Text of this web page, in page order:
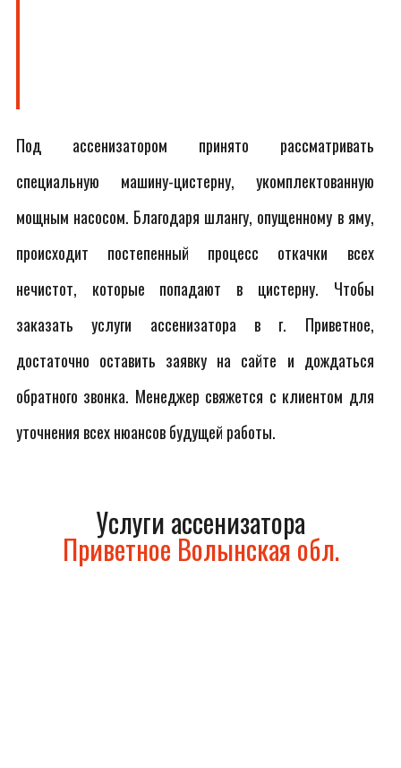
Под ассенизатором принято рассматривать
специальную машину-цистерну, укомплектованную
мощным насосом. Благодаря шлангу, опущенному в яму,
происходит постепенный процесс откачки всех
нечистот, которые попадают в цистерну. Чтобы
заказать услуги ассенизатора в г. Приветное,
достаточно оставить заявку на сайте и дождаться
обратного звонка. Менеджер свяжется с клиентом для
уточнения всех нюансов будущей работы.
Услуги ассенизатора
Приветное Волынская обл.